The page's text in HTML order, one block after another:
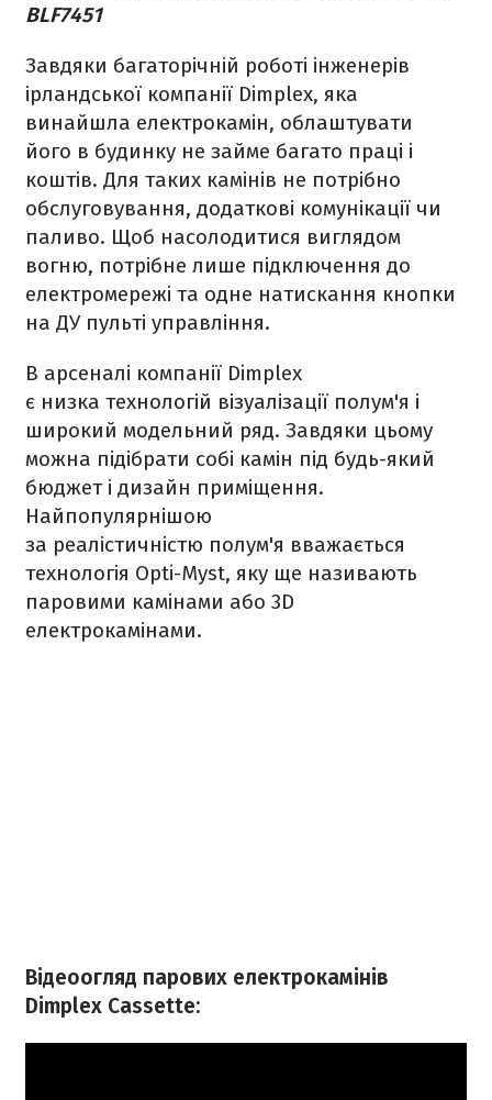
BLF7451
Завдяки багаторічній роботі інженерів
ірландської компанії Dimplex, яка
винайшла електрокамін, облаштувати
його в будинку не займе багато праці і
коштів. Для таких камінів не потрібно
обслуговування, додаткові комунікації чи
паливо. Щоб насолодитися виглядом
вогню, потрібне лише підключення до
електромережі та одне натискання кнопки
на ДУ пульті управління.
В арсеналі компанії Dimplex
є низка технологій візуалізації полум'я і
широкий модельний ряд. Завдяки цьому
можна підібрати собі камін під будь-який
бюджет і дизайн приміщення.
Найпопулярнішою
за реалістичністю полум'я вважається
технологія Opti-Myst, яку ще називають
паровими камінами або 3D
електрокамінами.
Відеоогляд парових електрокамінів
Dimplex Cassette: